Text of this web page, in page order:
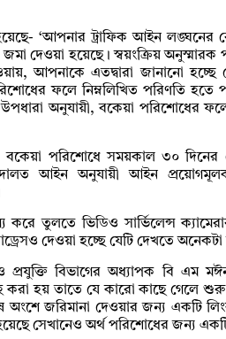
‘আপনার ট্রাফিক আইন লঙ্ঘনের
জমা দেওয়া হয়েছে। স্বয়ংক্রিয়
আপনাকে এতদ্বারা জানানো হচ্ছে
ফলে নিম্নলিখিত পরিণতি হতে
অনুযায়ী, বকেয়া পরিশোধের ফলে
পরিশোধে সময়কাল ৩০ দিনের
আইন অনুযায়ী আইন প্রয়োগমূলক
করে তুলতে ভিডিও সার্ভিলেন্স
দেওয়া হচ্ছে যেটি দেখতে
ও প্রযুক্তি বিভাগের অধ্যাপক বি
হয় তাতে যে কারো কাছে গেলে
অংশে জরিমানা দেওয়ার জন্য একটি
সেখানেও অর্থ পরিশোধের জন্য